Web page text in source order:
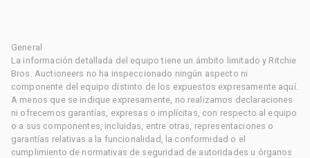
General
La información detallada del equipo tiene un ámbito limitado y Ritchie
Bros. Auctioneers no ha inspeccionado ningún aspecto ni
componente del equipo distinto de los expuestos expresamente aquí.
A menos que se indique expresamente, no realizamos declaraciones
ni ofrecemos garantías, expresas o implícitas, con respecto al equipo
o a sus componentes, incluidas, entre otras, representaciones o
garantías relativas a la funcionalidad, la conformidad o el
cumplimiento de normativas de seguridad de autoridades u órganos